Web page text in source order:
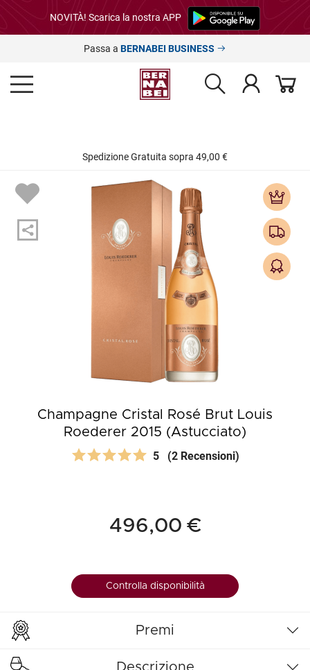
NOVITÀ! Scarica la nostra APP
Passa a BERNABEI BUSINESS
Spedizione Gratuita sopra 49,00 €
Champagne Cristal Rosé Brut Louis
Roederer 2015 (Astucciato)
5 (2 Recensioni)
496,00 €
Controlla disponibilità
Premi
Descrizione